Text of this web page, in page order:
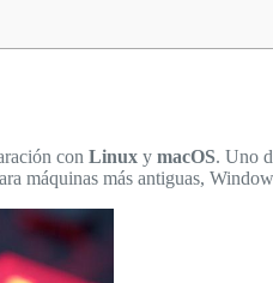
con Linux y macOS. Uno
máquinas más antiguas,